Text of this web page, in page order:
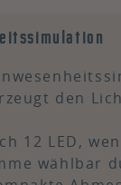
den
12 LED,
wählbar